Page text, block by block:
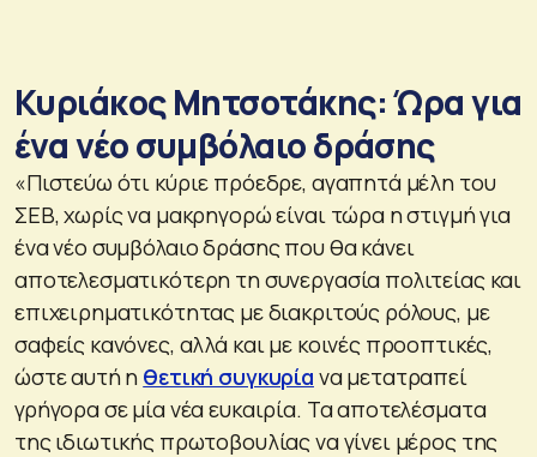
Κυριάκος Μητσοτάκης: Ώρα για
ένα νέο συμβόλαιο δράσης
«Πιστεύω ότι κύριε πρόεδρε, αγαπητά μέλη του
ΣΕΒ, χωρίς να μακρηγορώ είναι τώρα η στιγμή για
ένα νέο συμβόλαιο δράσης που θα κάνει
αποτελεσματικότερη τη συνεργασία πολιτείας και
επιχειρηματικότητας με διακριτούς ρόλους, με
σαφείς κανόνες, αλλά και με κοινές προοπτικές,
ώστε αυτή η θετική συγκυρία να μετατραπεί
γρήγορα σε μία νέα ευκαιρία. Τα αποτελέσματα
της ιδιωτικής πρωτοβουλίας να γίνει μέρος της